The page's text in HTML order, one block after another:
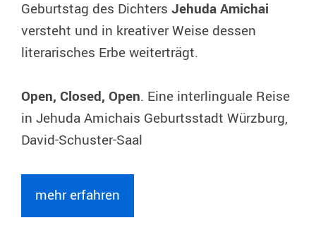
Geburtstag des Dichters Jehuda Amichai
versteht und in kreativer Weise dessen
literarisches Erbe weiterträgt.
Open, Closed, Open. Eine interlinguale Reise
in Jehuda Amichais Geburtsstadt Würzburg,
David-Schuster-Saal
mehr erfahren